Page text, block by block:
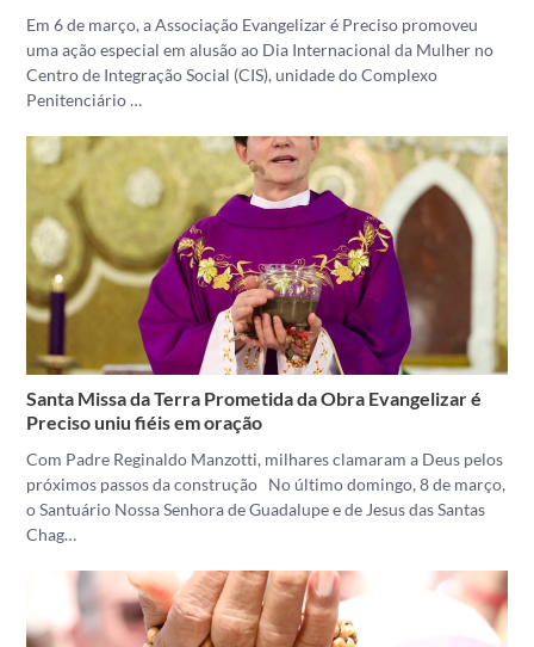
Em 6 de março, a Associação Evangelizar é Preciso promoveu
uma ação especial em alusão ao Dia Internacional da Mulher no
Centro de Integração Social (CIS), unidade do Complexo
Penitenciário …
Santa Missa da Terra Prometida da Obra Evangelizar é
Preciso uniu fiéis em oração
Com Padre Reginaldo Manzotti, milhares clamaram a Deus pelos
próximos passos da construção No último domingo, 8 de março,
o Santuário Nossa Senhora de Guadalupe e de Jesus das Santas
Chag…